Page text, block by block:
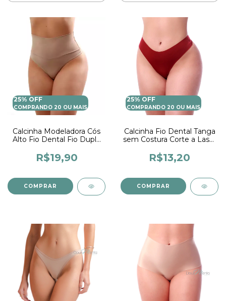
25% OFF
COMPRANDO 20 OU MAIS
Calcinha Modeladora Cós
Alto Fio Dental Fio Duplo
R$19,90
COMPRAR
25% OFF
COMPRANDO 20 OU MAIS
Calcinha Fio Dental Tanga
sem Costura Corte a Laser
Intima Feminina
R$13,20
COMPRAR